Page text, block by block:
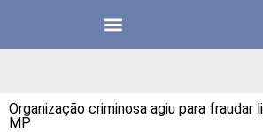
Organização criminosa agiu para
MP